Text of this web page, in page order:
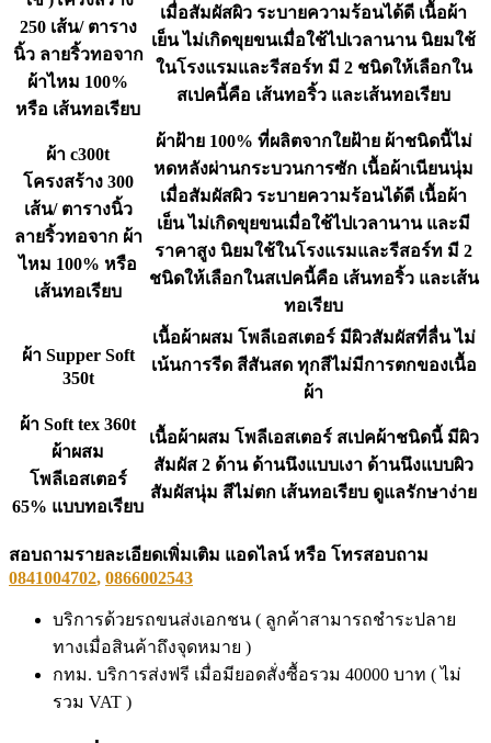
250 เส้น/ ตาราง
นิ้ว ลายริ้วทอจาก
ผ้าไหม 100%
หรือ เส้นทอเรียบ
เมื่อสัมผัสผิว ระบายความร้อนได้ดี เนื้อผ้า
เย็น ไม่เกิดขุยขนเมื่อใช้ไปเวลานาน นิยมใช้
ในโรงแรมและรีสอร์ท มี 2 ชนิดให้เลือกใน
สเปคนี้คือ เส้นทอริ้ว และเส้นทอเรียบ
ผ้า c300t
โครงสร้าง 300
เส้น/ ตารางนิ้ว
ลายริ้วทอจาก ผ้า
ไหม 100% หรือ
เส้นทอเรียบ
ผ้าฝ้าย 100% ที่ผลิตจากใยฝ้าย ผ้าชนิดนี้ไม่
หดหลังผ่านกระบวนการซัก เนื้อผ้าเนียนนุ่ม
เมื่อสัมผัสผิว ระบายความร้อนได้ดี เนื้อผ้า
เย็น ไม่เกิดขุยขนเมื่อใช้ไปเวลานาน และมี
ราคาสูง นิยมใช้ในโรงแรมและรีสอร์ท มี 2
ชนิดให้เลือกในสเปคนี้คือ เส้นทอริ้ว และเส้น
ทอเรียบ
ผ้า Supper Soft
350t
เนื้อผ้าผสม โพลีเอสเตอร์ มีผิวสัมผัสที่ลื่น ไม่
เน้นการรีด สีสันสด ทุกสีไม่มีการตกของเนื้อ
ผ้า
ผ้า Soft tex 360t
ผ้าผสม
โพลีเอสเตอร์
65% แบบทอเรียบ
เนื้อผ้าผสม โพลีเอสเตอร์ สเปคผ้าชนิดนี้ มีผิว
สัมผัส 2 ด้าน ด้านนึงแบบเงา ด้านนึงแบบผิว
สัมผัสนุ่ม สีไม่ตก เส้นทอเรียบ ดูแลรักษาง่าย
สอบถามรายละเอียดเพิ่มเติม แอดไลน์ หรือ โทรสอบถาม
0841004702, 0866002543
บริการด้วยรถขนส่งเอกชน ( ลูกค้าสามารถชำระปลาย
ทางเมื่อสินค้าถึงจุดหมาย )
กทม. บริการส่งฟรี เมื่อมียอดสั่งซื้อรวม 40000 บาท ( ไม่
รวม VAT )